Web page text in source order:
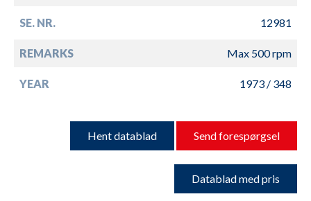
SE. NR. 12981
REMARKS Max 500 rpm
YEAR 1973 / 348
Hent datablad Send forespørgsel
Datablad med pris